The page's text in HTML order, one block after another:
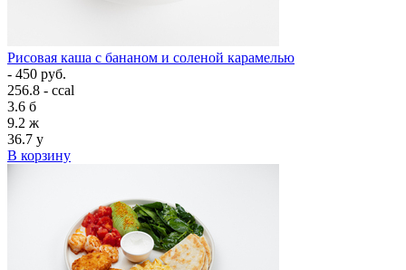
Рисовая каша с бананом и соленой карамелью
- 450 руб.
256.8 - ccal
3.6 б
9.2 ж
36.7 у
В корзину